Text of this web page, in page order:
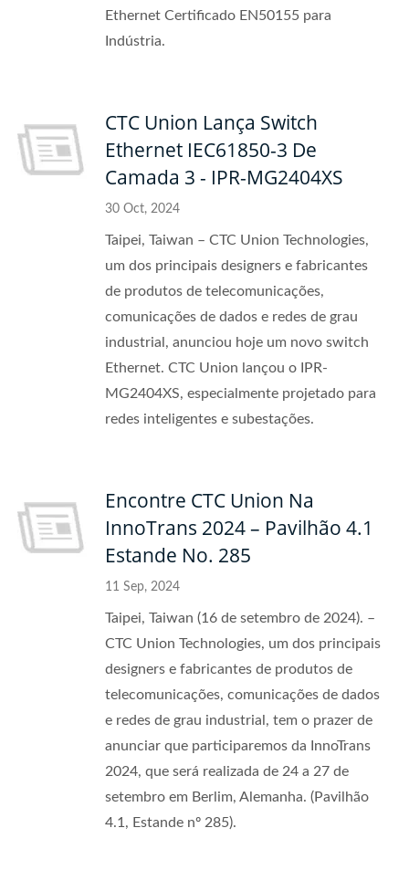
Ethernet Certificado EN50155 para
Indústria.
CTC Union Lança Switch
Ethernet IEC61850-3 De
Camada 3 - IPR-MG2404XS
30 Oct, 2024
Taipei, Taiwan – CTC Union Technologies,
um dos principais designers e fabricantes
de produtos de telecomunicações,
comunicações de dados e redes de grau
industrial, anunciou hoje um novo switch
Ethernet. CTC Union lançou o IPR-
MG2404XS, especialmente projetado para
redes inteligentes e subestações.
Encontre CTC Union Na
InnoTrans 2024 – Pavilhão 4.1
Estande No. 285
11 Sep, 2024
Taipei, Taiwan (16 de setembro de 2024). –
CTC Union Technologies, um dos principais
designers e fabricantes de produtos de
telecomunicações, comunicações de dados
e redes de grau industrial, tem o prazer de
anunciar que participaremos da InnoTrans
2024, que será realizada de 24 a 27 de
setembro em Berlim, Alemanha. (Pavilhão
4.1, Estande nº 285).